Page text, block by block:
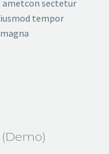
ametcon sectetur
tempor
(Demo)